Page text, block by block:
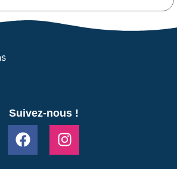
Suivez-nous !